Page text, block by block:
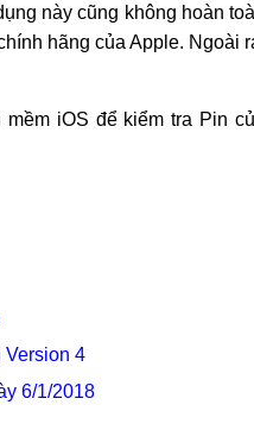
này cũng không hoàn
hãng của Apple. Ngoài
iOS để kiểm tra Pin
Version 4
6/1/2018